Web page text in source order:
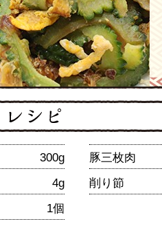
300g
豚三枚肉
4g
削り節
1個